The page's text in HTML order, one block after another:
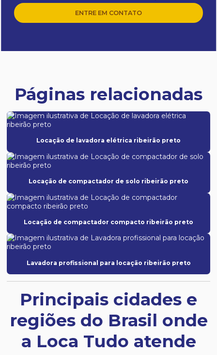
ENTRE EM CONTATO
Páginas relacionadas
Locação de lavadora elétrica ribeirão preto
Locação de compactador de solo ribeirão preto
Locação de compactador compacto ribeirão preto
Lavadora profissional para locação ribeirão preto
Principais cidades e
regiões do Brasil onde
a Loca Tudo atende